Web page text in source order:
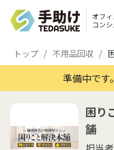
オフ
コン
トップ 不用品回収
準備中です
困り
舗